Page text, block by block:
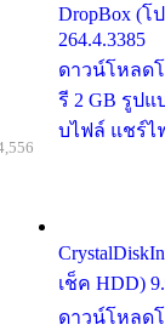
DropBox (โ
264.4.3385
ดาวน์โหลด
รี 2 GB รูปแ
บไฟล์ แชร์ไ
เช็ค HDD)
ดาวน์โหลดโ